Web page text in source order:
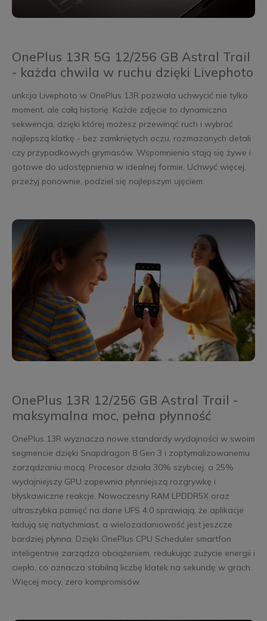
OnePlus 13R 5G 12/256 GB Astral Trail
- każda chwila w ruchu dzięki Livephoto
unkcja Livephoto w OnePlus 13R pozwala uchwycić nie tylko
moment, ale całą historię. Każde zdjęcie to dynamiczna
sekwencja, dzięki której możesz przewinąć ruch i wybrać
najlepszą klatkę - bez zamkniętych oczu, rozmazanych detali
czy przypadkowych grymasów. Wspomnienia stają się żywe i
gotowe do udostępnienia w idealnej formie. Uchwyć więcej,
przeżyj ponownie, podziel się najlepszym ujęciem.
OnePlus 13R 12/256 GB Astral Trail -
maksymalna moc, pełna płynność
OnePlus 13R wyznacza nowe standardy wydajności w swoim
segmencie dzięki Snapdragon 8 Gen 3 i zoptymalizowanemu
zarządzaniu mocą. Procesor działa 30% szybciej, a 25%
wydajniejszy GPU zapewnia płynniejszą rozgrywkę i
błyskawiczne reakcje. Nowoczesny RAM LPDDR5X oraz
ultraszybka pamięć na dane UFS 4.0 sprawiają, że aplikacje
ładują się natychmiast, a wielozadaniowość jest jeszcze
bardziej płynna. Dzięki OnePlus CPU Scheduler smartfon
inteligentnie zarządza obciążeniem, redukując zużycie energii i
ciepło, co oznacza stabilną liczbę klatek na sekundę w grach.
Więcej mocy, zero kompromisów.